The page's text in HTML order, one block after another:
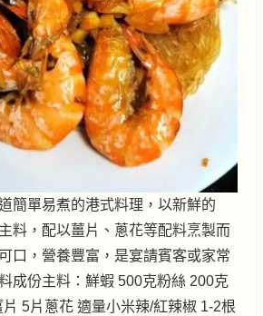
簡單易煮的港式料理，以新鮮的
料，配以薑片、蔥花等配料烹製而
口，營養豐富，是宴請賓客或家常
成份主料：鮮蝦 500克粉絲 200克
5片蔥花 適量小米辣/紅辣椒 1-2根